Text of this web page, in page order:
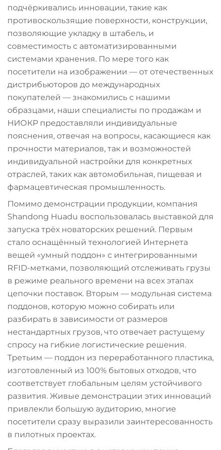
подчёркивались инновации, такие как
противоскользящие поверхности, конструкции,
позволяющие укладку в штабель, и
совместимость с автоматизированными
системами хранения. По мере того как
посетители на изображении — от отечественных
дистрибьюторов до международных
покупателей — знакомились с нашими
образцами, наши специалисты по продажам и
НИОКР предоставляли индивидуальные
пояснения, отвечая на вопросы, касающиеся как
прочности материалов, так и возможностей
индивидуальной настройки для конкретных
отраслей, таких как автомобильная, пищевая и
фармацевтическая промышленность.
Помимо демонстрации продукции, компания
Shandong Huadu воспользовалась выставкой для
запуска трёх новаторских решений. Первым
стало оснащённый технологией Интернета
вещей «умный поддон» с интегрированными
RFID-метками, позволяющий отслеживать грузы
в режиме реального времени на всех этапах
цепочки поставок. Вторым — модульная система
поддонов, которую можно собирать или
разбирать в зависимости от размеров
нестандартных грузов, что отвечает растущему
спросу на гибкие логистические решения.
Третьим — поддон из переработанного пластика,
изготовленный из 100% бытовых отходов, что
соответствует глобальным целям устойчивого
развития. Живые демонстрации этих инноваций
привлекли большую аудиторию, многие
посетители сразу выразили заинтересованность
в пилотных проектах.